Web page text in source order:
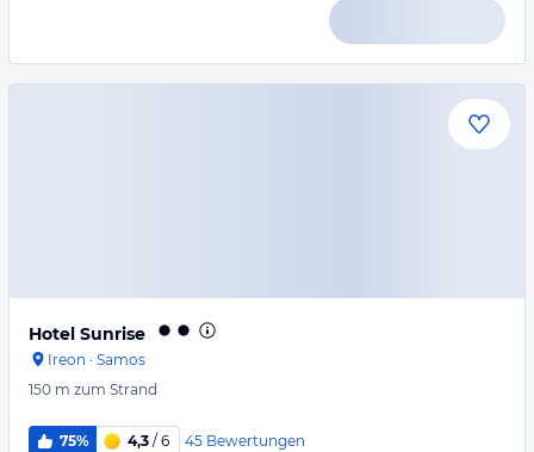
Hotel Sunrise
Ireon · Samos
150 m zum Strand
75% 4,3 / 6 45 Bewertungen